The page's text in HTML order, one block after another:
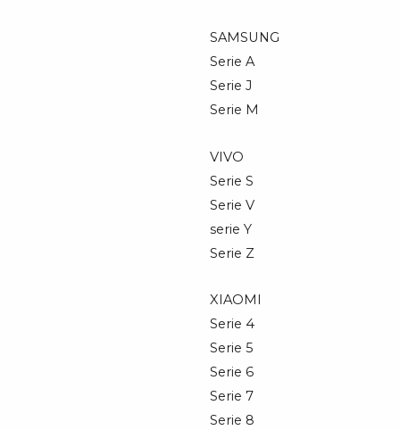
SAMSUNG
Serie A
Serie J
Serie M
VIVO
Serie S
Serie V
serie Y
Serie Z
XIAOMI
Serie 4
Serie 5
Serie 6
Serie 7
Serie 8